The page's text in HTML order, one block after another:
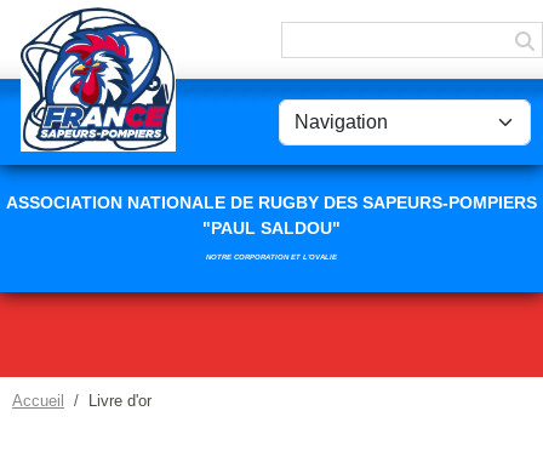
ASSOCIATION NATIONALE DE RUGBY DES SAPEURS-POMPIERS
"PAUL SALDOU"
NOTRE CORPORATION ET L'OVALIE
Accueil Livre d'or
Panneau de gestion des cookies